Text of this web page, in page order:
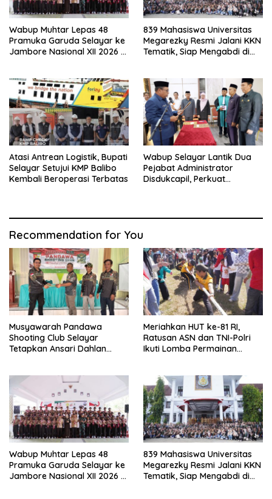
Wabup Muhtar Lepas 48
Pramuka Garuda Selayar ke
Jambore Nasional XII 2026 di
839 Mahasiswa Universitas
Megarezky Resmi Jalani KKN
Tematik, Siap Mengabdi di
Atasi Antrean Logistik, Bupati
Selayar Setujui KMP Balibo
Kembali Beroperasi Terbatas
Wabup Selayar Lantik Dua
Pejabat Administrator
Disdukcapil, Perkuat
Recommendation for You
Musyawarah Pandawa
Shooting Club Selayar
Tetapkan Ansari Dahlan
Meriahkan HUT ke-81 RI,
Ratusan ASN dan TNI-Polri
Ikuti Lomba Permainan
Wabup Muhtar Lepas 48
Pramuka Garuda Selayar ke
Jambore Nasional XII 2026 di
839 Mahasiswa Universitas
Megarezky Resmi Jalani KKN
Tematik, Siap Mengabdi di